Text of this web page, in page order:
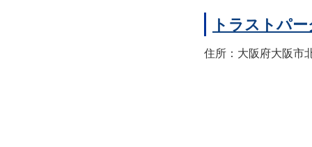
トラストパ
住所：大阪府大阪市